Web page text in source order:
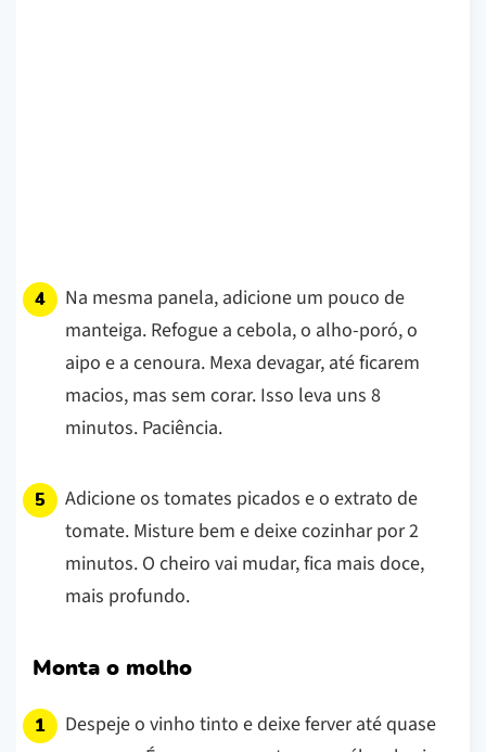
Na mesma panela, adicione um pouco de
manteiga. Refogue a cebola, o alho-poró, o
aipo e a cenoura. Mexa devagar, até ficarem
macios, mas sem corar. Isso leva uns 8
minutos. Paciência.
Adicione os tomates picados e o extrato de
tomate. Misture bem e deixe cozinhar por 2
minutos. O cheiro vai mudar, fica mais doce,
mais profundo.
Monta o molho
Despeje o vinho tinto e deixe ferver até quase